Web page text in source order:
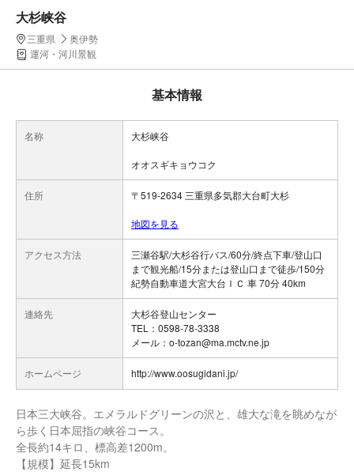
大杉峡谷
三重県
奥伊勢
運河・河川景観
基本情報
名称 大杉峡谷
オオスギキョウコク
住所 〒519-2634 三重県多気郡大台町大杉
地図を見る
アクセス方法
三瀬谷駅/大杉谷行バス/60分/終点下車/登山口
まで観光船/15分または登山口まで徒歩/150分
紀勢自動車道大宮大台ＩＣ 車 70分 40km
連絡先
大杉谷登山センター
TEL：0598-78-3338
メール：o-tozan@ma.mctv.ne.jp
ホームページ http://www.oosugidani.jp/
日本三大峡谷。エメラルドグリーンの沢と、雄大な滝を眺めなが
ら歩く日本屈指の峡谷コース。
全長約14キロ、標高差1200m。
【規模】延長15km